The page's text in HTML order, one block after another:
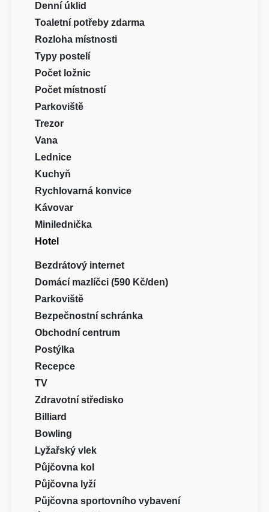
Denní úklid
Toaletní potřeby zdarma
Rozloha místnosti
Typy postelí
Počet ložnic
Počet místností
Parkoviště
Trezor
Vana
Lednice
Kuchyň
Rychlovarná konvice
Kávovar
Minilednička
Hotel
Bezdrátový internet
Domácí mazlíčci (590 Kč/den)
Parkoviště
Bezpečnostní schránka
Obchodní centrum
Postýlka
Recepce
TV
Zdravotní středisko
Billiard
Bowling
Lyžařský vlek
Půjčovna kol
Půjčovna lyží
Půjčovna sportovního vybavení